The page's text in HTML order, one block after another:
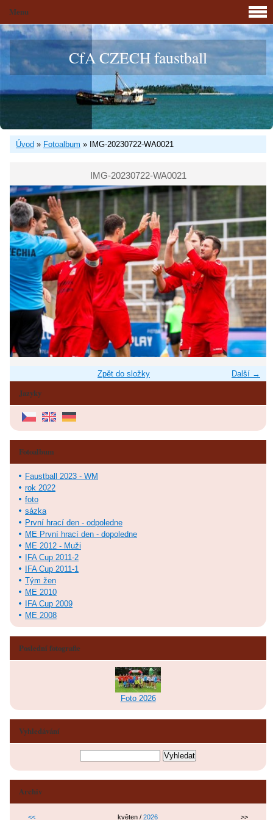
CfA CZECH faustball
Úvod » Fotoalbum » IMG-20230722-WA0021
IMG-20230722-WA0021
Další →
Zpět do složky
Jazyky
Menu
Fotoalbum
Faustball 2023 - WM
rok 2022
foto
sázka
První hrací den - odpoledne
ME První hrací den - dopoledne
ME 2012 - Muži
IFA Cup 2011-2
IFA Cup 2011-1
Tým žen
ME 2010
IFA Cup 2009
ME 2008
Poslední fotografie
Foto 2026
Vyhledávání
Archiv
<< květen / 2026 >>